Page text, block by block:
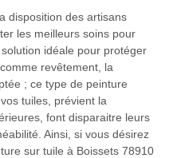
disposition des artisans
les meilleurs soins pour
idéale pour protéger
revêtement, la
; ce type de peinture
tuiles, prévient la
font disparaitre leurs
Ainsi, si vous désirez
sur tuile à Boissets 78910